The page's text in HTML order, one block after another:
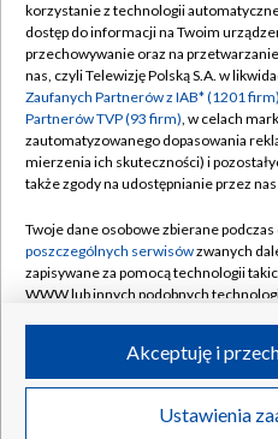
Abonament TVP
Emisja w TVP
Centrum informacji TVP
Naziemna Telewizja
Rada Programowa
System NOS
Informacje o nadawcy
Program dla prasy
Polityka
Moje
©2026 Telewizja
korzystanie z technologii
dostęp do informacji na Twoim
przechowywanie oraz na
nas, czyli Telewizję Polską S.A. w
Zaufanych Partnerów z IAB* (1201 firm)
Partnerów TVP (93 firm), w celach
zautomatyzowanego dopasowania
mierzenia ich skuteczności) i
także zgody na udostępnianie przez
Twoje dane osobowe zbierane
poszczególnych serwisówzwanych
zapisywane za pomocą technologii
WWW lub innych podobnych
ruchu w Internecie.
Twoje dane osobowe zbierane
poszczególnych serwisówna Portalu,
Ustawienia
Akceptuję i